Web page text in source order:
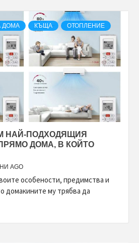
ДОМА КЪЩА ОТОПЛЕНИЕ
НАЙ-ПОДХОДЯЩИЯ
ДОМА, В КОЙТО
AGO
особености, предимства и
домакините му трябва да